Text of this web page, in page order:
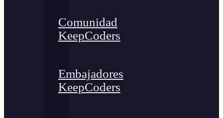
Comunidad
KeepCoders
Embajadores
KeepCoders